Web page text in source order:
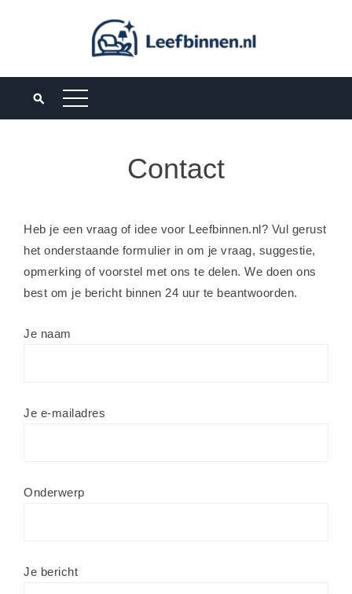
Contact
Heb je een vraag of idee voor Leefbinnen.nl? Vul gerust
het onderstaande formulier in om je vraag, suggestie,
opmerking of voorstel met ons te delen. We doen ons
best om je bericht binnen 24 uur te beantwoorden.
Je naam
Je e-mailadres
Onderwerp
Je bericht